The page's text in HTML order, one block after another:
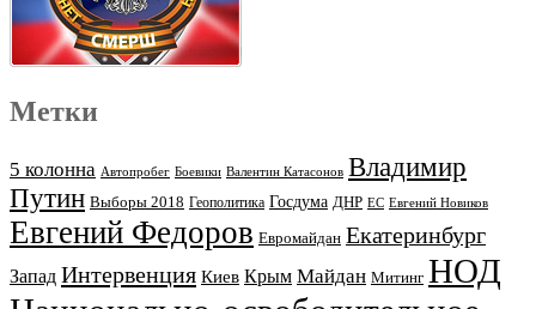
Метки
5 колонна Автопробег Боевики Валентин Катасонов Владимир
Путин Выборы 2018 Геополитика Госдума ДНР ЕС Евгений Новиков
Евгений Федоров Евромайдан Екатеринбург
Запад Интервенция Киев Крым Майдан Митинг НОД